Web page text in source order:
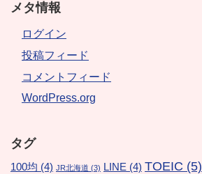
メタ情報
ログイン
投稿フィード
コメントフィード
WordPress.org
タグ
100均 (4) JR北海道 (3) LINE (4) TOEIC (5)